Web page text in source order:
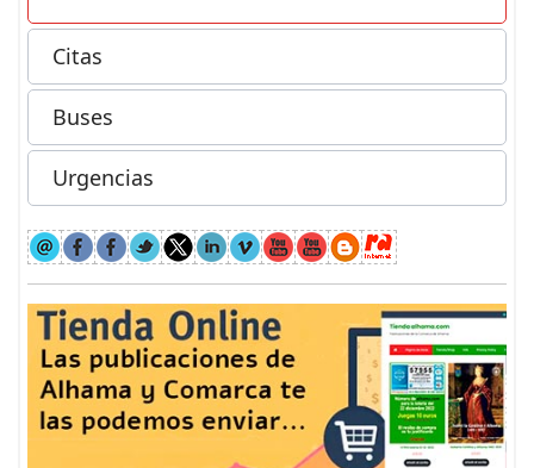
Citas
Buses
Urgencias